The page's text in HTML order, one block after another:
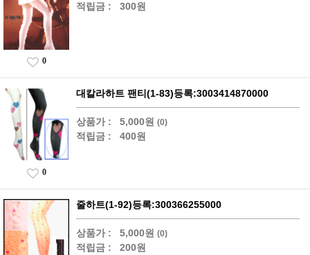
적립금 : 300원
0
대칼라하트 팬티(1-83)등록:3003414870000
상품가 : 5,000원 (0)
적립금 : 400원
0
줄하트(1-92)등록:300366255000
상품가 : 5,000원 (0)
적립금 : 200원